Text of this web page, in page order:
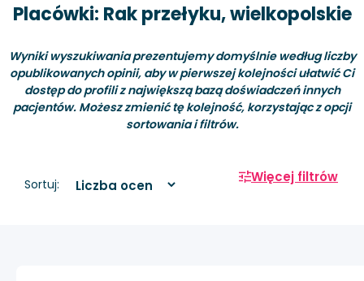
Placówki: Rak przełyku, wielkopolskie
Wyniki wyszukiwania prezentujemy domyślnie według liczby
opublikowanych opinii, aby w pierwszej kolejności ułatwić Ci
dostęp do profili z największą bazą doświadczeń innych
pacjentów. Możesz zmienić tę kolejność, korzystając z opcji
sortowania i filtrów.
Sortuj: Więcej filtrów